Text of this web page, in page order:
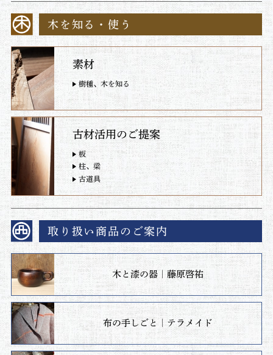
木を知る・使う
素材
樹種、木を知る
古材活用のご提案
板
柱、梁
古道具
取り扱い商品のご案内
木と漆の器｜藤原啓祐
布の手しごと｜テラメイド